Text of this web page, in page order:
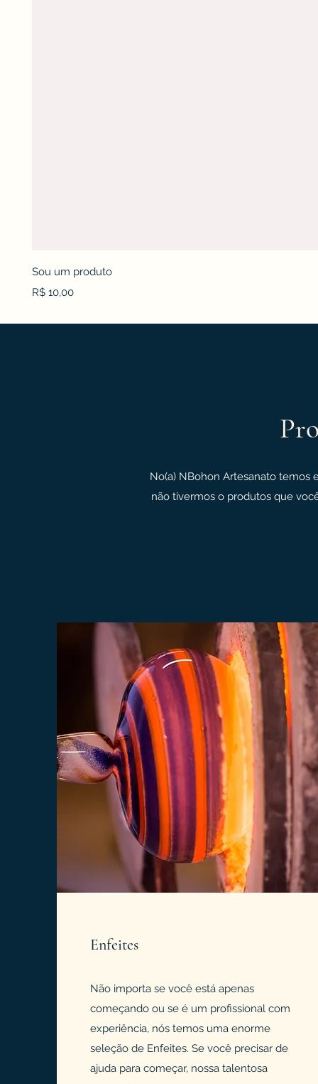
Sou um produto
Preço
R$ 10,00
No(a) NBohon Artesanato temos
não tivermos o produtos que
Enfeites
Não importa se você está apenas
começando ou se é um profissional com
experiência, nós temos uma enorme
seleção de Enfeites. Se você precisar de
ajuda para começar, nossa talentosa